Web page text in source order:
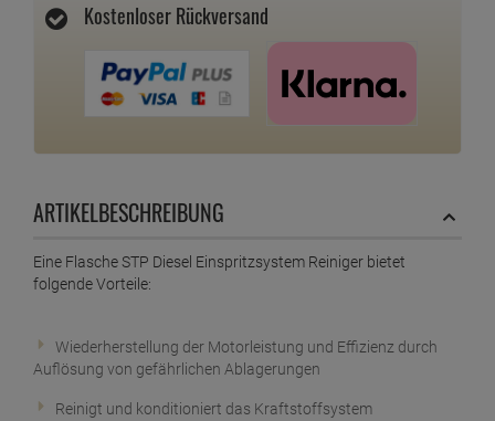
Kostenloser Rückversand
ARTIKELBESCHREIBUNG
Eine Flasche STP Diesel Einspritzsystem Reiniger bietet
folgende Vorteile:
Wiederherstellung der Motorleistung und Effizienz durch
Auflösung von gefährlichen Ablagerungen
Reinigt und konditioniert das Kraftstoffsystem